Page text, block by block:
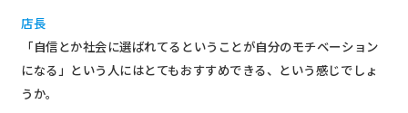
店長
「自信とか社会に選ばれてるということが自分のモチベーション
になる」という人にはとてもおすすめできる、という感じでしょ
うか。